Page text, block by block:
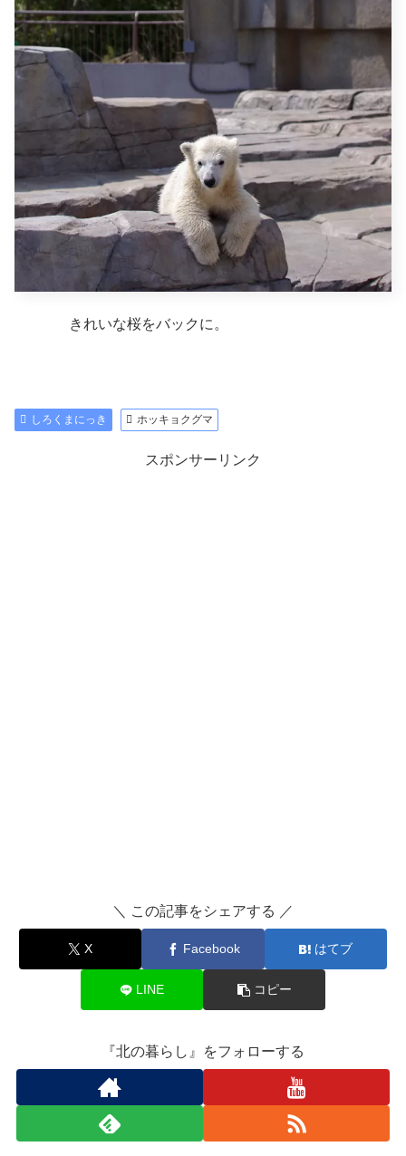
きれいな桜をバックに。
しろくまにっき ホッキョクグマ
スポンサーリンク
＼ この記事をシェアする ／
X Facebook はてブ
LINE コピー
『北の暮らし』をフォローする